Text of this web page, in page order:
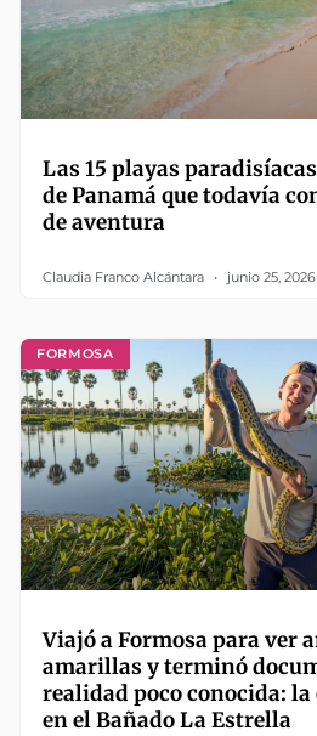
Las 15 playas
de Panamá que todavía
de aventura
Claudia Franco Alcántara junio 25, 2026
FORMOSA
Viajó a Formosa para ver
amarillas y terminó
realidad poco conocida: la
en el Bañado La Estrella